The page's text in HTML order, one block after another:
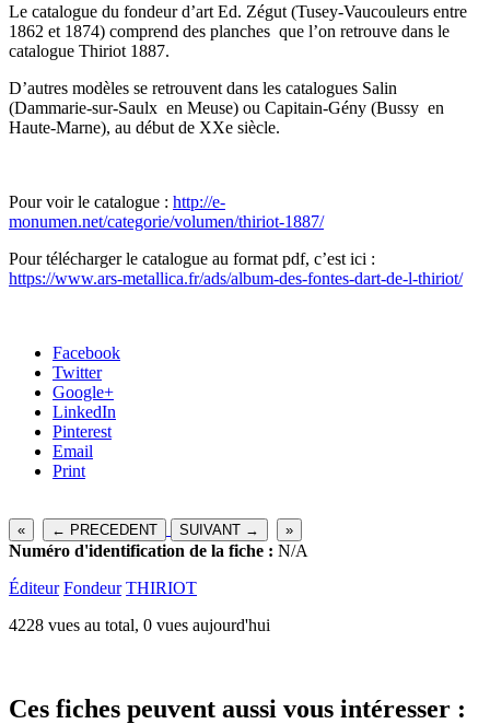
Le catalogue du fondeur d’art Ed. Zégut (Tusey-Vaucouleurs entre
1862 et 1874) comprend des planches que l’on retrouve dans le
catalogue Thiriot 1887.
D’autres modèles se retrouvent dans les catalogues Salin
(Dammarie-sur-Saulx en Meuse) ou Capitain-Gény (Bussy en
Haute-Marne), au début de XXe siècle.
Pour voir le catalogue : http://e-
monumen.net/categorie/volumen/thiriot-1887/
Pour télécharger le catalogue au format pdf, c’est ici :
https://www.ars-metallica.fr/ads/album-des-fontes-dart-de-l-thiriot/
Facebook
Twitter
Google+
LinkedIn
Pinterest
Email
Print
« ← PRECEDENT SUIVANT → »
Numéro d'identification de la fiche : N/A
Éditeur Fondeur THIRIOT
4228 vues au total, 0 vues aujourd'hui
Ces fiches peuvent aussi vous intéresser :